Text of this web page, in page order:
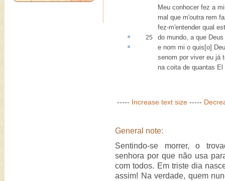
Meu conhocer fez a
mal que m'outra rem
fez-m'entender qual
25
do mundo, a que
e nom mi o quis[o]
senom por viver eu já
na coita de quantas El
----- Increase text size -----
General note:
Sentindo-se morrer, o
senhora por que não usa
com todos. Em triste dia
assim! Na verdade, quem